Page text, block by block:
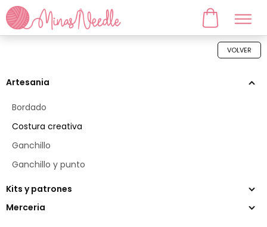
VOLVER
Artesania
Bordado
Costura creativa
Ganchillo
Ganchillo y punto
Kits y patrones
Merceria